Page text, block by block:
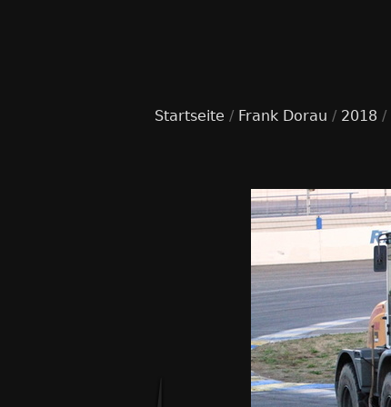
Startseite / Frank Dorau / 2018 /